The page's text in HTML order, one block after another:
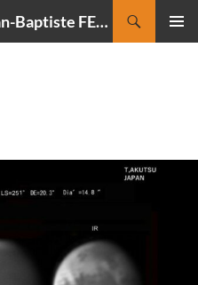
CIELMANIA : le blog de Jean-Baptiste FELDMANN, photographe du ciel